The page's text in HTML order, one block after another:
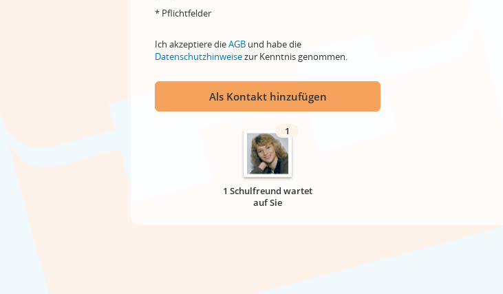
* Pflichtfelder
Ich akzeptiere dieAGB und habe die
Datenschutzhinweisezur Kenntnis genommen.
Als Kontakt hinzufügen
1
1 Schulfreund wartet
auf Sie